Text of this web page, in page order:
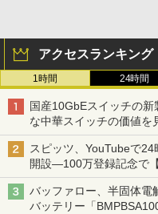
アクセスランキング
1時間 24時間
国産10GbEスイッチの
な中華スイッチの価値を
スピッツ、YouTubeで
開設―100万登録記念で
バッファロー、半固体電
バッテリー「